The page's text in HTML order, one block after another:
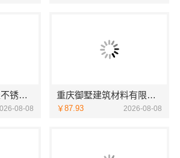
江苏东钢厂家全屋不锈钢定制生产基地兴化，选江苏东钢金属科技有限公司
08-08
重庆御墅建筑材料有限公司别墅环保材料多少钱
￥87.93 2026-08-08